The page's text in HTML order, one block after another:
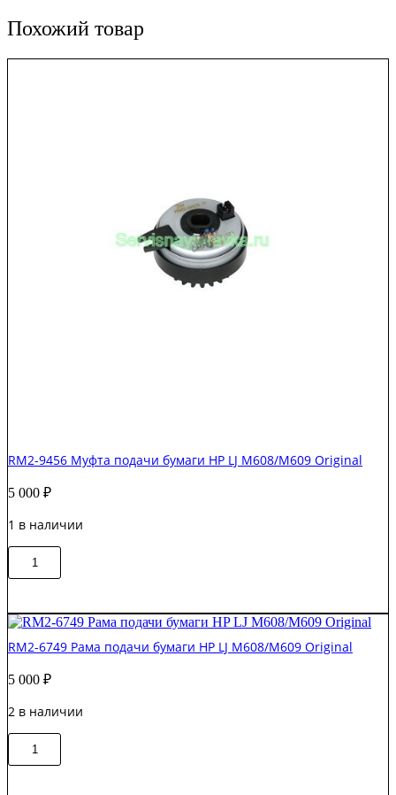
Похожий товар
RM2-9456 Муфта подачи бумаги HP LJ M608/M609 Original
5 000 ₽
1 в наличии
Количество
товара
Муфта
подачи
бумаги
LJ
Original
RM2-6749 Рама подачи бумаги HP LJ M608/M609 Original
5 000 ₽
2 в наличии
Количество
товара